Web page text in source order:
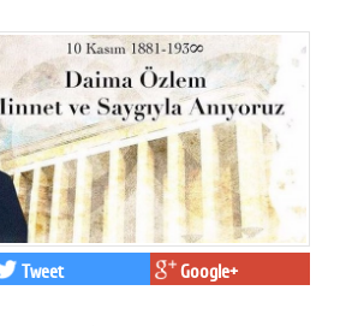
Tweet Google+